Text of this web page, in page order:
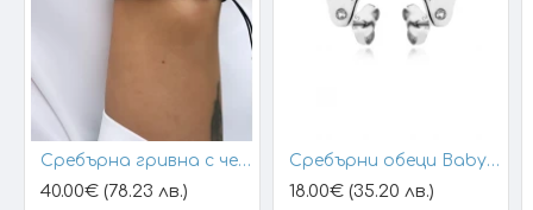
Сребърна гривна с черен конец и позлатени топчета
40.00€ (78.23 лв.)
Сребърни обеци Baby Hands
18.00€ (35.20 лв.)